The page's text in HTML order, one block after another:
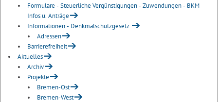
Formulare - Steuerliche Vergünstigungen - Zuwendungen - BKM
Infos u. Anträge
Informationen - Denkmalschutzgesetz
Adressen
Barrierefreiheit
Aktuelles
Archiv
Projekte
Bremen-Ost
Bremen-West